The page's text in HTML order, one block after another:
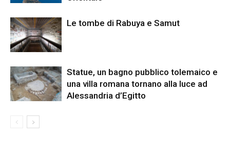
Le tombe di Rabuya e Samut
Statue, un bagno pubblico tolemaico e
una villa romana tornano alla luce ad
Alessandria d’Egitto